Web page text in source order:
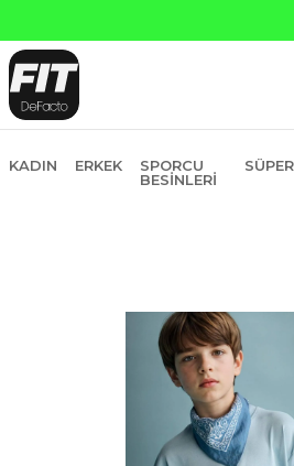
Yapı Kredi
KADIN ERKEK
SPORCU
BESINLERI